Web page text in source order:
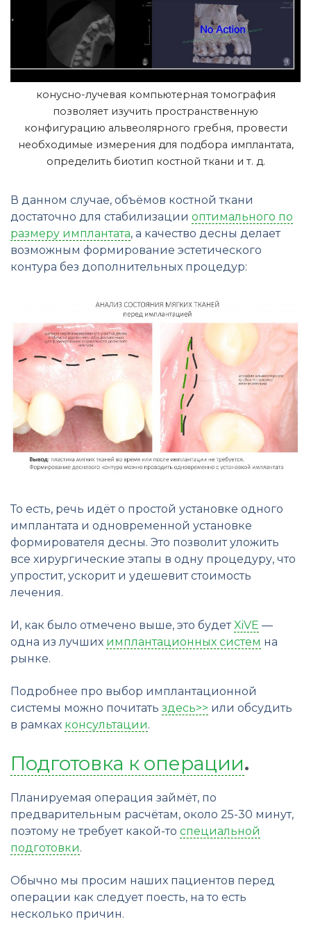
конусно-лучевая компьютерная томография
позволяет изучить пространственную
конфигурацию альвеолярного гребня, провести
необходимые измерения для подбора имплантата,
определить биотип костной ткани и т. д.
В данном случае, объёмов костной ткани
достаточно для стабилизации оптимального по
размеру имплантата, а качество десны делает
возможным формирование эстетического
контура без дополнительных процедур:
То есть, речь идёт о простой установке одного
имплантата и одновременной установке
формирователя десны. Это позволит уложить
все хирургические этапы в одну процедуру, что
упростит, ускорит и удешевит стоимость
лечения.
И, как было отмечено выше, это будетXiVE —
одна из лучших имплантационных систем на
рынке.
Подробнее про выбор имплантационной
системы можно почитать здесь>> или обсудить
в рамках консультации.
Подготовка к операции.
Планируемая операция займёт, по
предварительным расчётам, около 25-30 минут,
поэтому не требует какой-то специальной
подготовки.
Обычно мы просим наших пациентов перед
операции как следует поесть, на то есть
несколько причин.